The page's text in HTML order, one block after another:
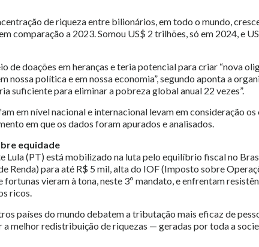
de riqueza entre bilionários, em todo o mundo,
comparação a 2023. Somou US$ 2 trilhões, só em 2024, e
de doações em heranças e teria potencial para criar “nova
nossa política e em nossa economia”, segundo aponta a
suficiente para eliminar a pobreza global anual 22 vezes”.
em nível nacional e internacional levam em consideração
em que os dados foram apurados e analisados.
equidade
Lula (PT) está mobilizado na luta pelo equilíbrio fiscal no
Renda) para até R$ 5 mil, alta do IOF (Imposto sobre
fortunas vieram à tona, neste 3º mandato, e enfrentam
ricos.
países do mundo debatem a tributação mais eficaz de
melhor redistribuição de riquezas — geradas por toda a